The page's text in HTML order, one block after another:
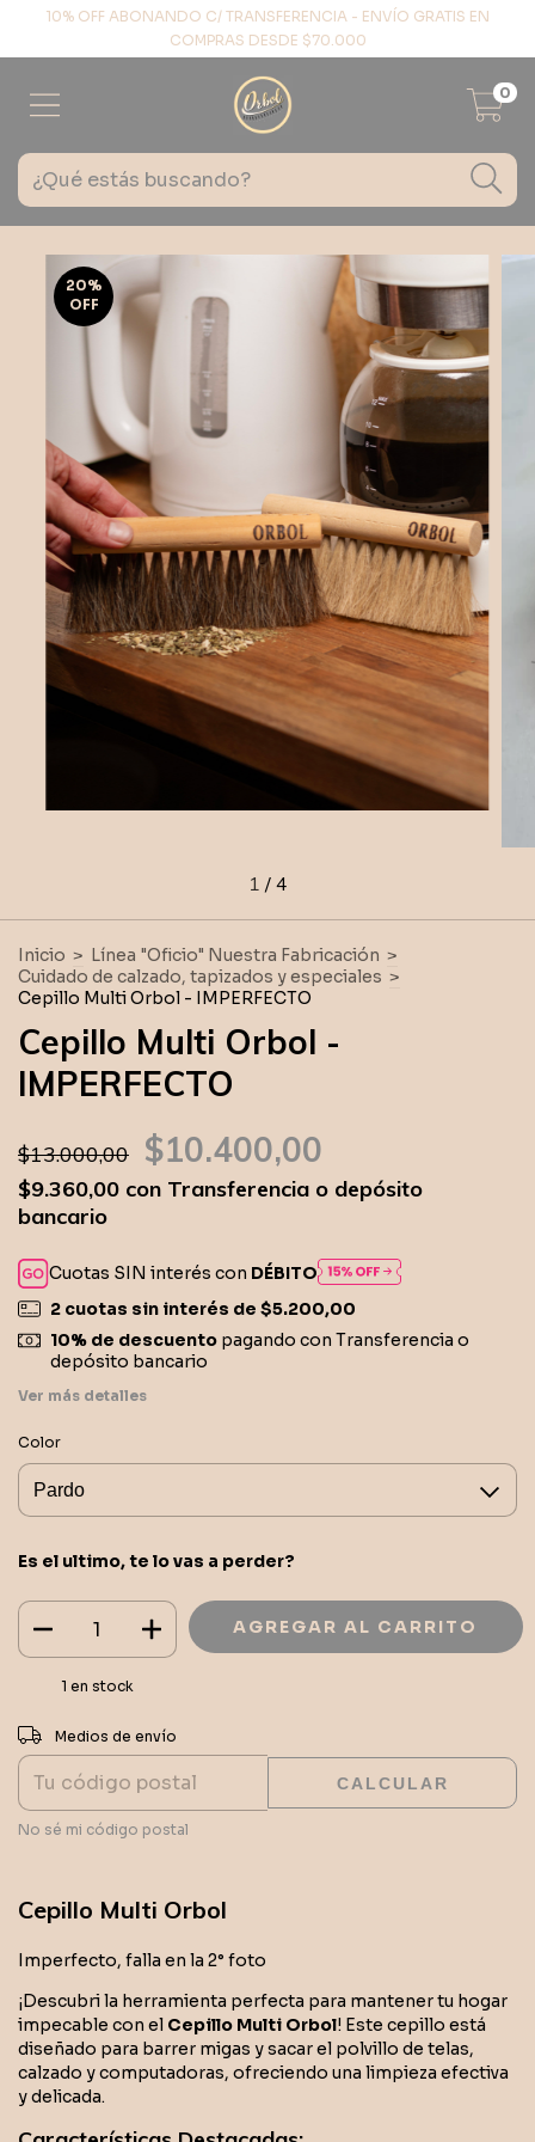
10% OFF ABONANDO C/ TRANSFERENCIA - ENVÍO GRATIS EN
COMPRAS DESDE $70.000
0
20%
OFF
1 / 4
Inicio > Línea "Oficio" Nuestra Fabricación >
Cuidado de calzado, tapizados y especiales >
Cepillo Multi Orbol - IMPERFECTO
Cepillo Multi Orbol -
IMPERFECTO
$13.000,00 $10.400,00
$9.360,00 con Transferencia o depósito
bancario
Cuotas SIN interés con DÉBITO
2 cuotas sin interés de $5.200,00
10% de descuentopagando con Transferencia o
depósito bancario
Ver más detalles
Color
Es el ultimo, te lo vas a perder?
1 en stock
Entregas para el CP:
Medios de envío
CALCULAR
No sé mi código postal
Cepillo Multi Orbol
Imperfecto, falla en la 2° foto
¡Descubri la herramienta perfecta para mantener tu hogar
impecable con el Cepillo Multi Orbol! Este cepillo está
diseñado para barrer migas y sacar el polvillo de telas,
calzado y computadoras, ofreciendo una limpieza efectiva
y delicada.